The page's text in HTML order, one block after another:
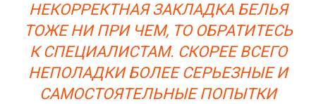
НЕКОРРЕКТНАЯ ЗАКЛАДКА БЕЛЬЯ
ТОЖЕ НИ ПРИ ЧЕМ, ТО ОБРАТИТЕСЬ
К СПЕЦИАЛИСТАМ. СКОРЕЕ ВСЕГО
НЕПОЛАДКИ БОЛЕЕ СЕРЬЕЗНЫЕ И
САМОСТОЯТЕЛЬНЫЕ ПОПЫТКИ